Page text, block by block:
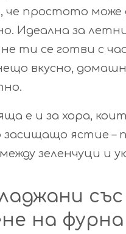
че простото може
Идеална за
ти се готви с
вкусно,
е и за хора,
засищащо ястие –
зеленчуци и
със
на фурна